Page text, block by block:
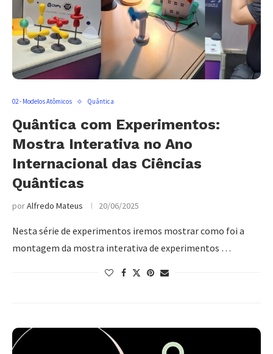
02 - Modelos Atômicos Quântica
Quântica com Experimentos:
Mostra Interativa no Ano
Internacional das Ciências
Quânticas
porAlfredo Mateus 20/06/2025
Nesta série de experimentos iremos mostrar como foi a
montagem da mostra interativa de experimentos …